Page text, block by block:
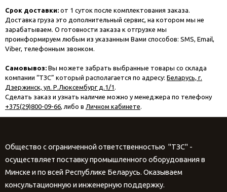
Срок доставки: от 1 суток после комплектования заказа.
Доставка груза это дополнительный сервис, на котором мы не
зарабатываем. О готовности заказа к отгрузке мы
проинформируем любым из указанным Вами способов: SMS, Email,
Viber, телефонным звонком.
Самовывоз: Вы можете забрать выбранные товары со склада
компании “ТЗС” который располагается по адресу: Беларусь, г.
Дзержинск, ул. Р.Люксембург д.1/1 .
Сделать заказ и узнать наличие можно у менеджера по телефону
+375(29)800-09-66, либо в Личном кабинете.
Общество с ограниченной ответственностью "ТЗС" -
осуществляет поставку промышленного оборудования в
Минске и по всей Республике Беларусь. Оказываем
консультационную и инженерную поддержку.